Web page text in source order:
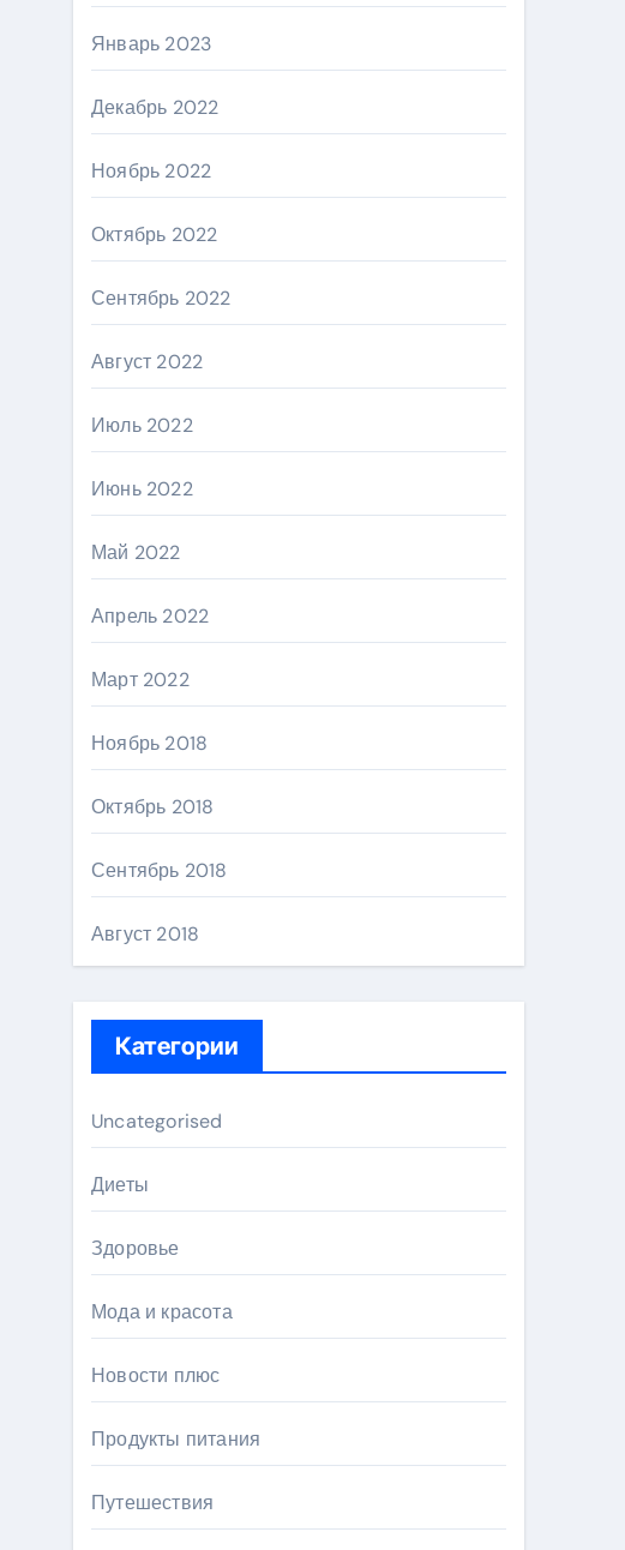
Январь 2023
Декабрь 2022
Ноябрь 2022
Октябрь 2022
Сентябрь 2022
Август 2022
Июль 2022
Июнь 2022
Май 2022
Апрель 2022
Март 2022
Ноябрь 2018
Октябрь 2018
Сентябрь 2018
Август 2018
Категории
Uncategorised
Диеты
Здоровье
Мода и красота
Новости плюс
Продукты питания
Путешествия